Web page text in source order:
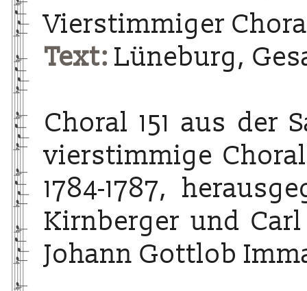
Vierstimmiger
Text: Lüneburg,
Choral 151 aus der
vierstimmige
1784-1787,
Kirnberger und
Johann Gottlob